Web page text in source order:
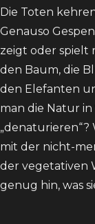
Die Toten
Genauso
zeigt oder spielt
den Baum, die
den Elefanten
man die Natur in
mit der nicht-
der vegetativen
genug hin, was